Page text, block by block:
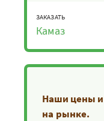
ЗАКАЗАТЬ
Камаз
Наши цены
на рынке.